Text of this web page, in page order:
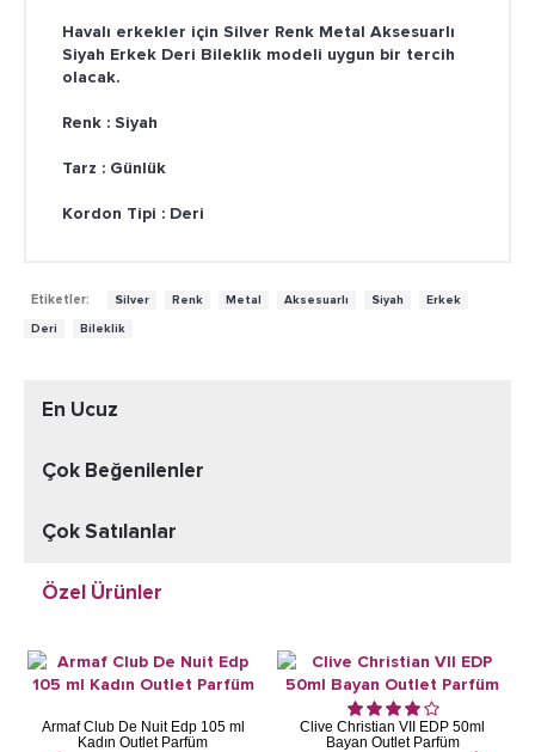
Havalı erkekler için Silver Renk Metal Aksesuarlı
Siyah Erkek Deri Bileklik modeli uygun bir tercih
olacak.
Renk : Siyah
Tarz : Günlük
Kordon Tipi : Deri
Etiketler: Silver Renk Metal Aksesuarlı Siyah Erkek
Deri Bileklik
En Ucuz
Çok Beğenilenler
Çok Satılanlar
Özel Ürünler
Armaf Club De Nuit Edp 105 ml
Kadın Outlet Parfüm
Clive Christian VII EDP 50ml
Bayan Outlet Parfüm